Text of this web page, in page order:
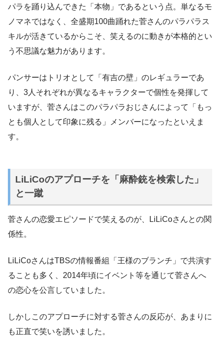
パラを踊り込んできた「本物」であるという点。単なるモ
ノマネではなく、全盛期100曲踊れた菅さんのパラパラス
キルが活きているからこそ、笑えるのに動きが本格的とい
う不思議な魅力があります。
パンサーはトリオとして「有吉の壁」のレギュラーであ
り、3人それぞれが異なるキャラクターで個性を発揮して
いますが、菅さんはこのパラパラおじさんによって「もっ
とも個人として印象に残る」メンバーになったといえま
す。
LiLiCoのアプローチを「麻酔銃を検索した」
と一蹴
菅さんの恋愛エピソードで笑えるのが、LiLiCoさんとの関
係性。
LiLiCoさんはTBSの情報番組「王様のブランチ」で共演す
ることも多く、2014年頃にイベント等を通じて菅さんへ
の恋心を公言していました。
しかしこのアプローチに対する菅さんの反応が、あまりに
も正直で笑いを誘いました。